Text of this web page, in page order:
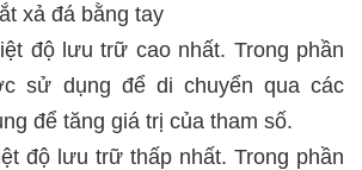
xả đá bằng tay
độ lưu trữ cao nhất. Trong phần
sử dụng để di chuyển qua các
để tăng giá trị của tham số.
độ lưu trữ thấp nhất. Trong phần